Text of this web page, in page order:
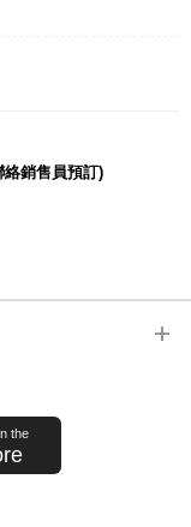
銷售員預訂)
the